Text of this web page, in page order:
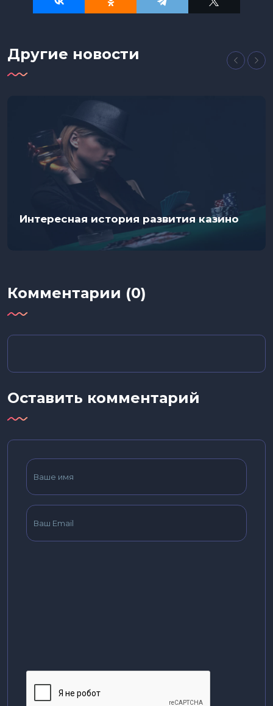
Другие новости
Интересная история развития казино
Комментарии (0)
Оставить комментарий